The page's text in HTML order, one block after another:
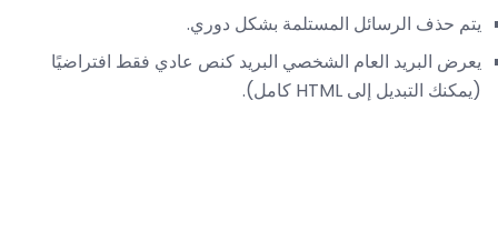
يتم حذف الرسائل المستلمة بشكل دوري.
يعرض البريد العام الشخصي البريد كنص عادي فقط افتراضيًا
(يمكنك التبديل إلى HTML كامل).